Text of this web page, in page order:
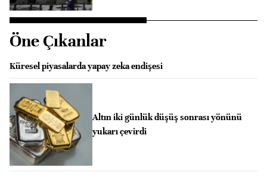
Öne Çıkanlar
Küresel piyasalarda yapay zeka endişesi
Altın iki günlük düşüş sonrası yönünü
yukarı çevirdi